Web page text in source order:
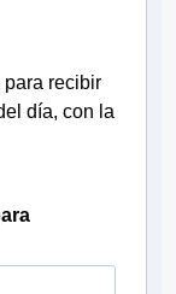
para recibir
día, con la